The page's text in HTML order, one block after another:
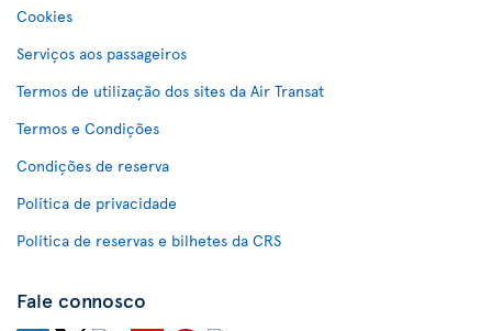
Cookies
Serviços aos passageiros
Termos de utilização dos sites da Air Transat
Termos e Condições
Condições de reserva
Política de privacidade
Política de reservas e bilhetes da CRS
Fale connosco